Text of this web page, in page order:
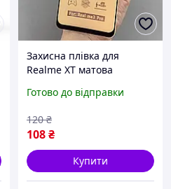
Захисна плівка для
Realme XT матова
телефон реалмі хт чорна
Готово до відправки
108₴
120 ₴
Купити